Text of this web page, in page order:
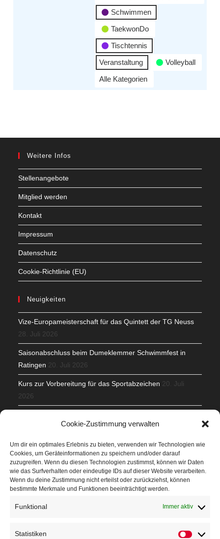
Cookie-Zustimmung verwalten
Um dir ein optimales Erlebnis zu bieten, verwenden wir Technologien wie
Cookies, um Geräteinformationen zu speichern und/oder darauf
zuzugreifen. Wenn du diesen Technologien zustimmst, können wir Daten
wie das Surfverhalten oder eindeutige IDs auf dieser Website verarbeiten.
Wenn du deine Zustimmung nicht erteilst oder zurückziehst, können
bestimmte Merkmale und Funktionen beeinträchtigt werden.
Funktional Immer aktiv
Statistiken
Schwimmen
TaekwonDo
Tischtennis
Veranstaltung
Volleyball
Alle Kategorien
Weitere Infos
Stellenangebote
Mitglied werden
Kontakt
Impressum
Datenschutz
Cookie-Richtlinie (EU)
Neuigkeiten
Vize-Europameisterschaft für das Quintett der TG Neuss
28. Juli 2026
Saisonabschluss beim Dumeklemmer Schwimmfest in
Ratingen 20. Juli 2026
Kurs zur Vorbereitung für das Sportabzeichen 20. Juli
2026
Veranstaltungen
Höffner Run